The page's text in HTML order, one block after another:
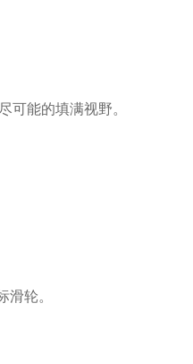
可能的填满视野。
轮。